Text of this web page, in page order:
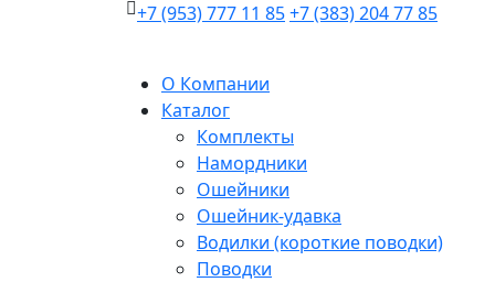
+7 (953) 777 11 85+7 (383) 204 77 85
О Компании
Каталог
Комплекты
Намордники
Ошейники
Ошейник-удавка
Водилки (короткие поводки)
Поводки